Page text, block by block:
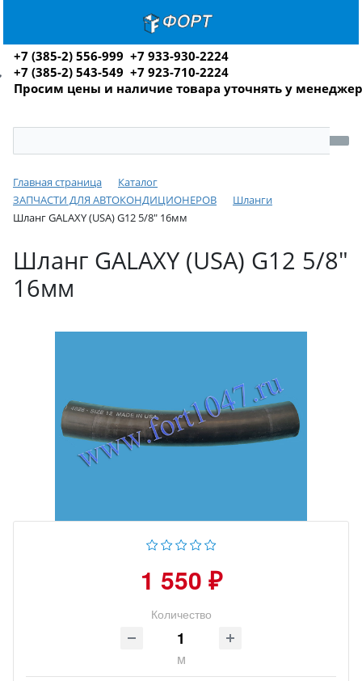
+7 (385-2) 556-999 +7 933-930-2224
+7 (385-2) 543-549 +7 923-710-2224
Просим цены и наличие товара уточнять у
Главная страница
Каталог
ЗАПЧАСТИ ДЛЯ АВТОКОНДИЦИОНЕРОВ
Шланги
Шланг GALAXY (USA) G12 5/8" 16мм
Шланг GALAXY (USA) G12 5/8"
16мм
1 550 ₽
Количество
м